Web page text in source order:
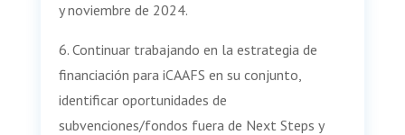
y noviembre de 2024.
6. Continuar trabajando en la estrategia de
financiación para iCAAFS en su conjunto,
identificar oportunidades de
subvenciones/fondos fuera de Next Steps y